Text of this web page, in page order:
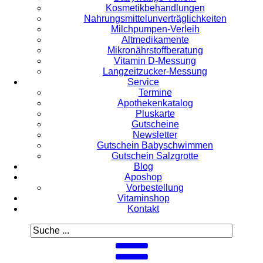
Kosmetikbehandlungen
Nahrungsmittelunverträglichkeiten
Milchpumpen-Verleih
Altmedikamente
Mikronährstoffberatung
Vitamin D-Messung
Langzeitzucker-Messung
Service
Termine
Apothekenkatalog
Pluskarte
Gutscheine
Newsletter
Gutschein Babyschwimmen
Gutschein Salzgrotte
Blog
Aposhop
Vorbestellung
Vitaminshop
Kontakt